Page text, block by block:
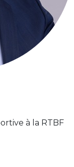
à la RTBF